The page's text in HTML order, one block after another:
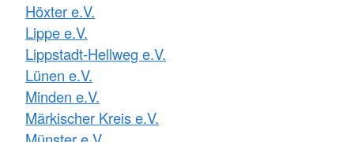
Höxter e.V.
Lippe e.V.
Lippstadt-Hellweg e.V.
Lünen e.V.
Minden e.V.
Märkischer Kreis e.V.